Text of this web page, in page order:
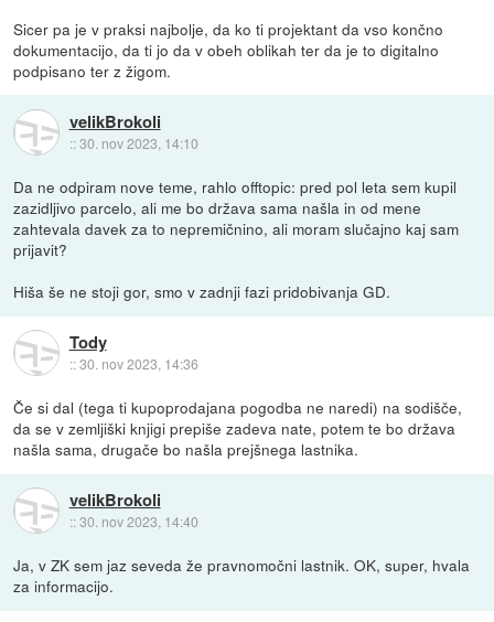
Sicer pa je v praksi najbolje, da ko ti projektant da vso končno
dokumentacijo, da ti jo da v obeh oblikah ter da je to digitalno
podpisano ter z žigom.
velikBrokoli
::30. nov 2023, 14:10
Da ne odpiram nove teme, rahlo offtopic: pred pol leta sem kupil
zazidljivo parcelo, ali me bo država sama našla in od mene
zahtevala davek za to nepremičnino, ali moram slučajno kaj sam
prijavit?
Hiša še ne stoji gor, smo v zadnji fazi pridobivanja GD.
Tody
::30. nov 2023, 14:36
Če si dal (tega ti kupoprodajana pogodba ne naredi) na sodišče,
da se v zemljiški knjigi prepiše zadeva nate, potem te bo država
našla sama, drugače bo našla prejšnega lastnika.
velikBrokoli
::30. nov 2023, 14:40
Ja, v ZK sem jaz seveda že pravnomočni lastnik. OK, super, hvala
za informacijo.